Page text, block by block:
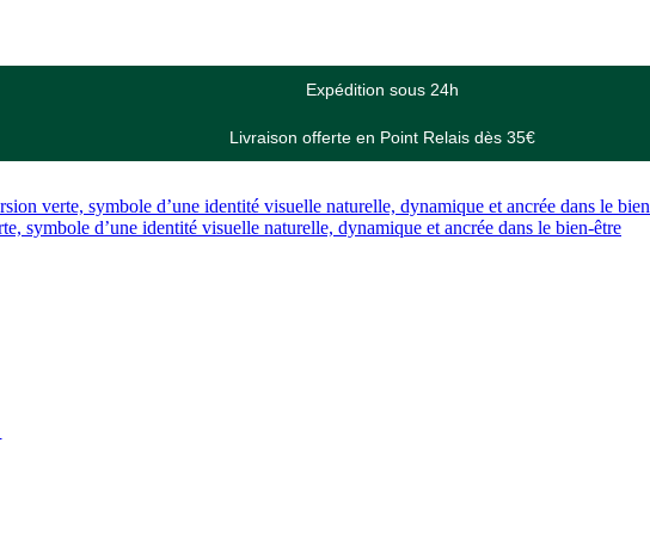
Livraison offerte en Point Relais dès 35€
Livraison offerte en Point Relais dès 35€